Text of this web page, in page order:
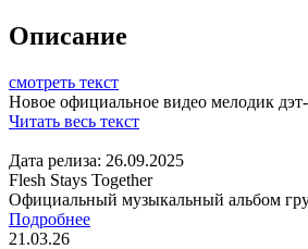
Описание
смотреть текст
Новое официальное видео мелодик
Читать весь текст
Дата релиза: 26.09.2025
Flesh Stays Together
Официальный музыкальный альбом
Подробнее
21.03.26